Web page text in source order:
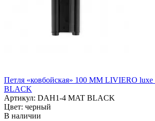
Петля «ковбойская» 100 ММ LIVIERO
BLACK
Артикул: DAH1-4 MAT BLACK
Цвет: черный
В наличии